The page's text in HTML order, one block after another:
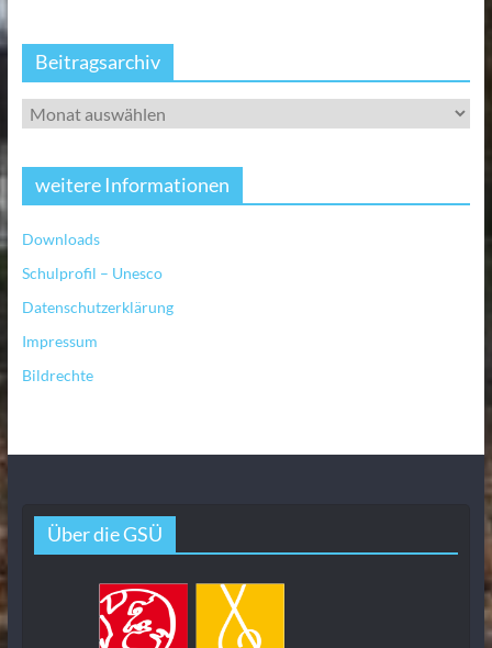
Beitragsarchiv
weitere Informationen
Downloads
Schulprofil – Unesco
Datenschutzerklärung
Impressum
Bildrechte
Über die GSÜ